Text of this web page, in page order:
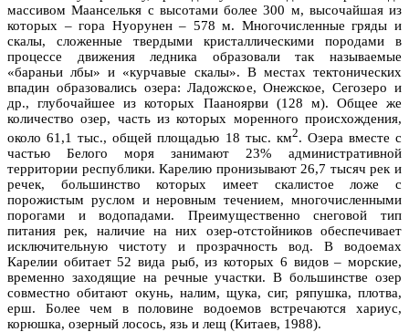
массивом Маанселькя с высотами более 300 м, высочайшая из
которых – гора Нуорунен – 578 м. Многочисленные гряды и
скалы, сложенные твердыми кристаллическими породами в
процессе движения ледника образовали так называемые
«бараньи лбы» и «курчавые скалы». В местах тектонических
впадин образовались озера: Ладожское, Онежское, Сегозеро и
др., глубочайшее из которых Пааноярви (128 м). Общее же
количество озер, часть из которых моренного происхождения,
около 61,1 тыс., общей площадью 18 тыс. км2. Озера вместе с
частью Белого моря занимают 23% административной
территории республики. Карелию пронизывают 26,7 тысяч рек и
речек, большинство которых имеет скалистое ложе с
порожистым руслом и неровным течением, многочисленными
порогами и водопадами. Преимущественно снеговой тип
питания рек, наличие на них озер-отстойников обеспечивает
исключительную чистоту и прозрачность вод. В водоемах
Карелии обитает 52 вида рыб, из которых 6 видов – морские,
временно заходящие на речные участки. В большинстве озер
совместно обитают окунь, налим, щука, сиг, ряпушка, плотва,
ерш. Более чем в половине водоемов встречаются хариус,
корюшка, озерный лосось, язь и лещ (Китаев, 1988).